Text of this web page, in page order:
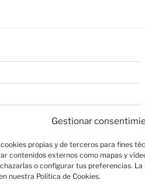
Gestionar
propias y de terceros para fines
contenidos externos como mapas y
o configurar tus preferencias.
nuestra Política de Cookies.